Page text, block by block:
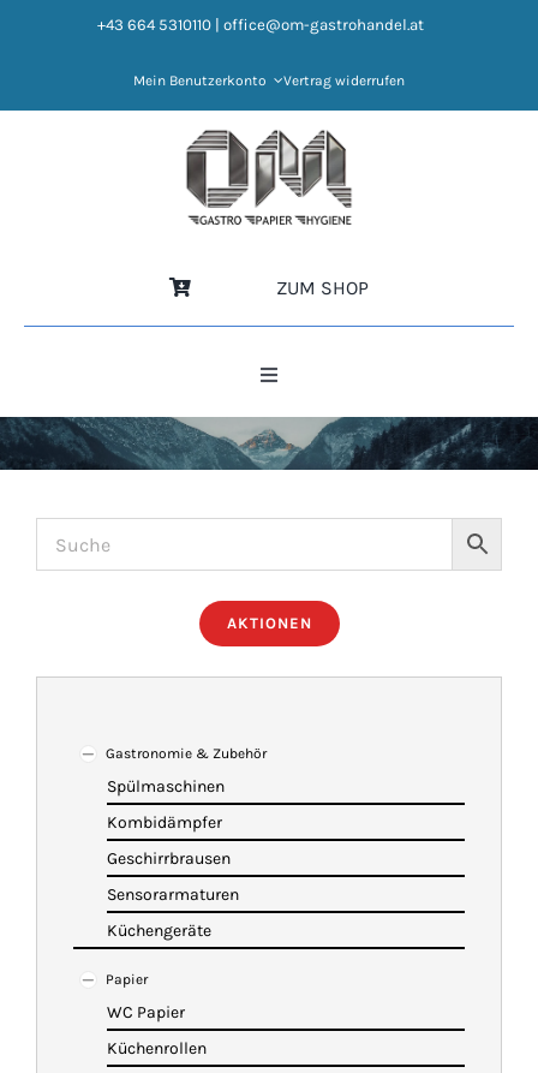
+43 664 5310110 office@om-gastrohandel.at
Mein Benutzerkonto Vertrag widerrufen
ZUM SHOP
Toggle
HOME
NEWS
IMBISSANHÄNGER
KATALOG
WARENKORB
AKTIONEN
Gastronomie & Zubehör
Spülmaschinen
Kombidämpfer
Geschirrbrausen
Sensorarmaturen
Küchengeräte
Papier
WC Papier
Küchenrollen